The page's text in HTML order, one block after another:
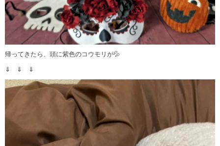
帰ってきたら、頭に紫色のコウモリが💦
⇓ ⇓ ⇓